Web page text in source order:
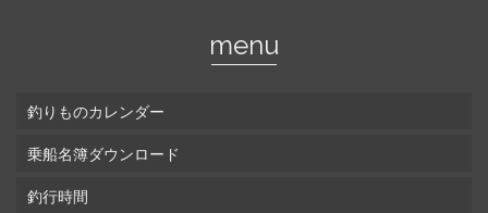
menu
釣りものカレンダー
乗船名簿ダウンロード
釣行時間